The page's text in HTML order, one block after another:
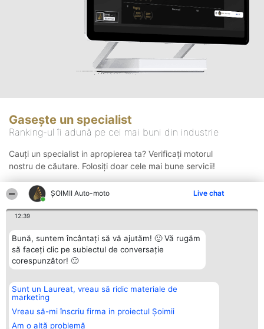
ȘOIMII Auto-moto Live chat
12:39
Bună, suntem încântați să vă ajutăm! 🙂 Vă rugăm
să faceți clic pe subiectul de conversație
corespunzător! 🙂
Sunt un Laureat, vreau să ridic materiale de
marketing
Vreau să-mi înscriu firma in proiectul Șoimii
Am o altă problemă
Gasește un specialist
Ranking-ul îi adună pe cei mai buni din industrie
Cauți un specialist in apropierea ta? Verificați motorul
nostru de căutare. Folosiți doar cele mai bune servicii!
Organizator Ranking
BRIGHT SOLUTIONS BR SRL
Aleea Timisul De Sus 2 Bl. A30
Sc. A Et. 4 Ap. 13 Cod 061952
București
Plebiscyt
Lista Tuturor
Laureaților
Contact